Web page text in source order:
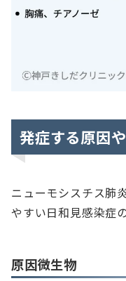
発症する原因
ニューモシスチス肺
やすい日和見感染症
原因微生物